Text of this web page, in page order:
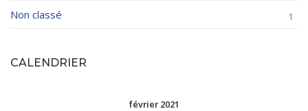
Non classé 1
CALENDRIER
février 2021